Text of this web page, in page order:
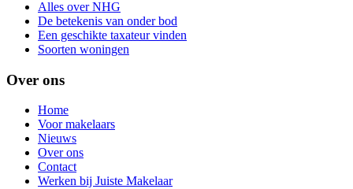
Alles over NHG
De betekenis van onder bod
Een geschikte taxateur vinden
Soorten woningen
Over ons
Home
Voor makelaars
Nieuws
Over ons
Contact
Werken bij Juiste Makelaar